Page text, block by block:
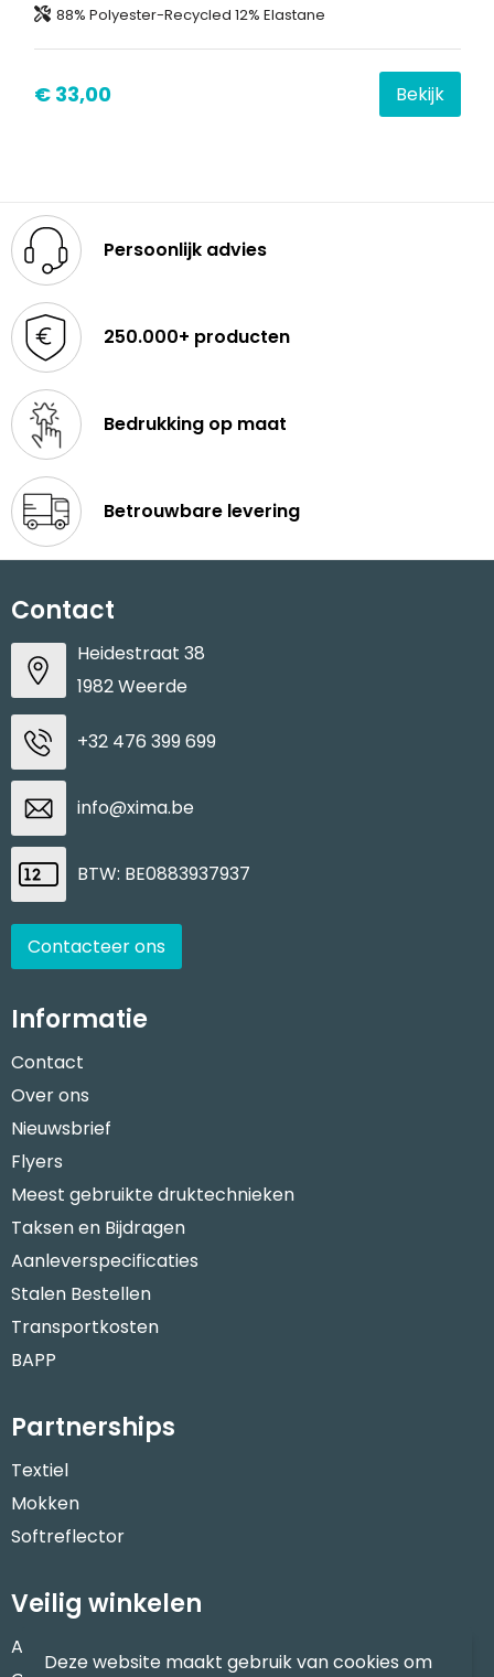
88% Polyester-Recycled 12% Elastane
€ 33,00 Bekijk
Persoonlijk advies
250.000+ producten
Bedrukking op maat
Betrouwbare levering
Contact
Heidestraat 38
1982 Weerde
+32 476 399 699
info@xima.be
BTW: BE0883937937
Contacteer ons
Informatie
Contact
Over ons
Nieuwsbrief
Flyers
Meest gebruikte druktechnieken
Taksen en Bijdragen
Aanleverspecificaties
Stalen Bestellen
Transportkosten
BAPP
Partnerships
Textiel
Mokken
Softreflector
Veilig winkelen
Algemene voorwaarden
Deze website maakt gebruik van cookies om